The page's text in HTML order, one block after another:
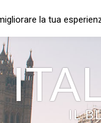
IL
la tua